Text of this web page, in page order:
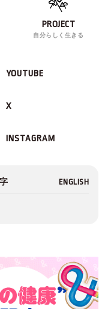
PROJECT
自分らしく生きる
YOUTUBE
X
INSTAGRAM